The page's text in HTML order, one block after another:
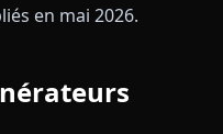
en mai 2026.